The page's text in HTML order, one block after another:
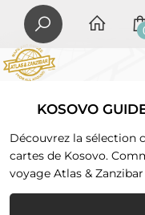
KOSOVO
Découvrez la sélection
cartes de Kosovo.
voyage Atlas &